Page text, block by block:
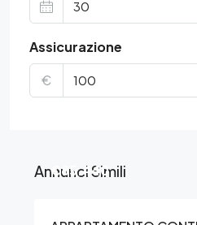
Assicurazione
€
Annunci Simili
€85.440